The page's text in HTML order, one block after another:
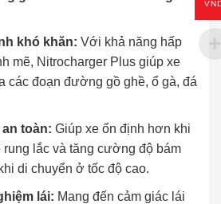
khó khăn: Với khả năng hấp
mẽ, Nitrocharger Plus giúp xe
các đoạn đường gồ ghề, ổ gà, đá
toàn: Giúp xe ổn định hơn khi
rung lắc và tăng cường độ bám
di chuyển ở tốc độ cao.
lái: Mang đến cảm giác lái